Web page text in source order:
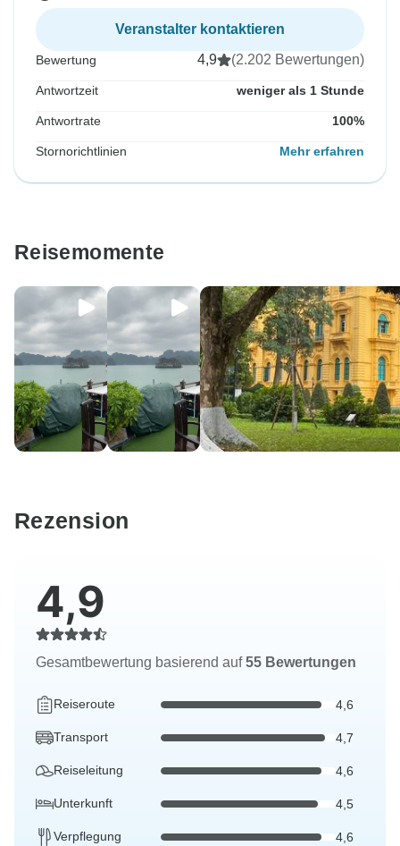
Veranstalter kontaktieren
Bewertung 4,9 (2.202 Bewertungen)
Antwortzeit weniger als 1 Stunde
Antwortrate 100%
Stornorichtlinien Mehr erfahren
Reisemomente
Rezension
4,9
Gesamtbewertung basierend auf55 Bewertungen
Reiseroute 4,6
Transport 4,7
Reiseleitung 4,6
Unterkunft 4,5
Verpflegung 4,6